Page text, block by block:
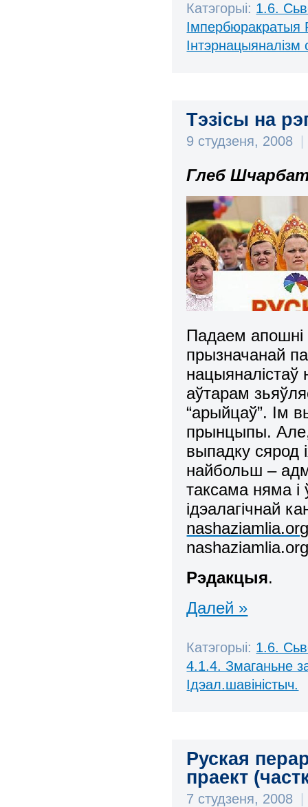
Катэгорыі: 1.6.
Імпербюракратыя
Інтэрнацыяналізм
Тэзісы на
9 студзеня, 2008
Глеб
Падаем апошні
прызначанай
нацыяналістаў
аўтарам
“арыйцаў”. Ім
прынцыпы.
выпадку сярод
найбольш –
таксама няма
ідэалагічнай
Рэдакцыя.
Далей »
Катэгорыі: 1.6.
4.1.4. Змаганьне
Ідэал.шавіністыч.
Руская
праект
7 студзеня, 2008 |